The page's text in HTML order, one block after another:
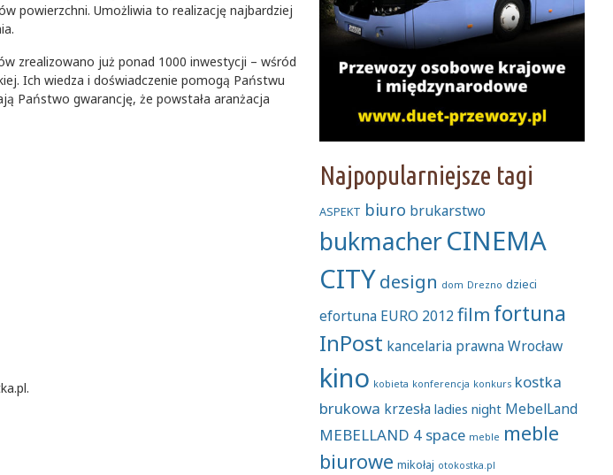
powierzchni. Umożliwia to realizację najbardziej
zrealizowano już ponad 1000 inwestycji – wśród
Ich wiedza i doświadczenie pomogą Państwu
Państwo gwarancję, że powstała aranżacja
Najpopularniejsze tagi
ASPEKT biuro brukarstwo
bukmacherCINEMA
CITYdesign dom Drezno dzieci
efortuna EURO 2012film fortuna
InPost kancelaria prawna Wrocław
kino kobieta konferencja konkurs kostka
brukowa krzesła ladies night MebelLand
MEBELLAND 4 space meble meble
biurowe mikołaj otokostka.pl